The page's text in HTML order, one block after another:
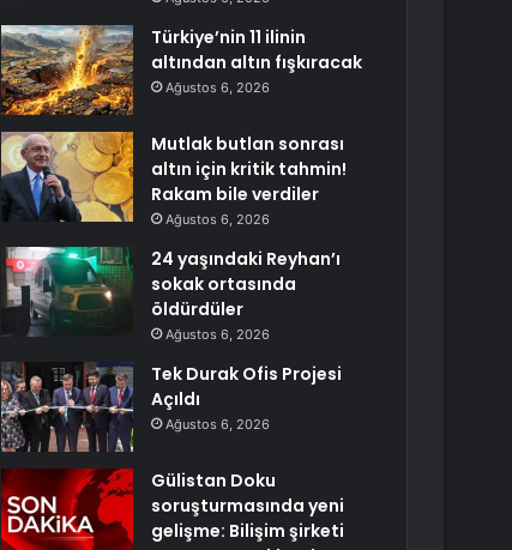
Türkiye’nin 11 ilinin
altından altın fışkıracak
Ağustos 6, 2026
Mutlak butlan sonrası
altın için kritik tahmin!
Rakam bile verdiler
Ağustos 6, 2026
24 yaşındaki Reyhan’ı
sokak ortasında
öldürdüler
Ağustos 6, 2026
Tek Durak Ofis Projesi
Açıldı
Ağustos 6, 2026
Gülistan Doku
soruşturmasında yeni
gelişme: Bilişim şirketi